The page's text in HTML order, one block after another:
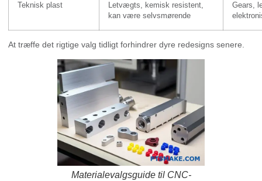
Teknisk plast
Letvægts, kemisk resistent,
kan være selvsmørende
Gears,
At træffe det rigtige valg tidligt forhindrer dyre redesigns senere.
Materialevalgsguide til CNC-